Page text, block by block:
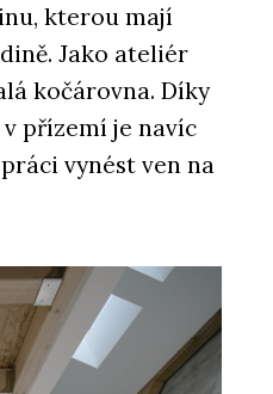
kterou mají
Jako ateliér
kočárovna. Díky
přízemí je navíc
vynést ven na